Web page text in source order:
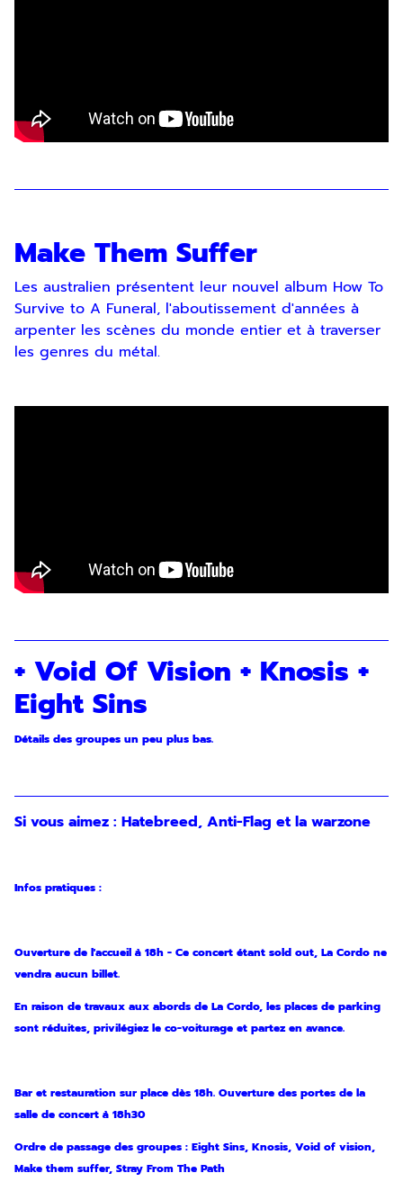
Make Them Suffer
Les australien présentent leur nouvel album How To
Survive to A Funeral, l'aboutissement d'années à
arpenter les scènes du monde entier et à traverser
les genres du métal.
+ Void Of Vision + Knosis +
Eight Sins
Détails des groupes un peu plus bas.
Si vous aimez : Hatebreed, Anti-Flag et la warzone
Infos pratiques :
Ouverture de l'accueil à 18h - Ce concert étant sold out, La Cordo ne
vendra aucun billet.
En raison de travaux aux abords de La Cordo, les places de parking
sont réduites, privilégiez le co-voiturage et partez en avance.
Bar et restauration sur place dès 18h. Ouverture des portes de la
salle de concert à 18h30
Ordre de passage des groupes : Eight Sins, Knosis, Void of vision,
Make them suffer, Stray From The Path